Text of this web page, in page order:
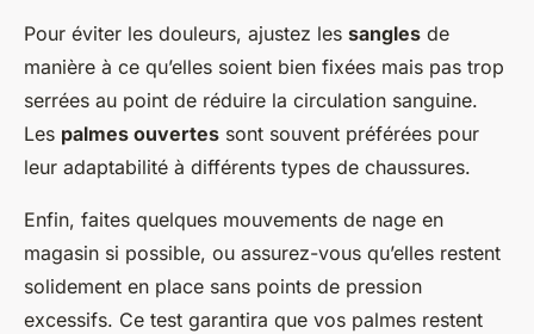
Pour éviter les douleurs, ajustez les sangles de
manière à ce qu’elles soient bien fixées mais pas trop
serrées au point de réduire la circulation sanguine.
Les palmes ouvertes sont souvent préférées pour
leur adaptabilité à différents types de chaussures.
Enfin, faites quelques mouvements de nage en
magasin si possible, ou assurez-vous qu’elles restent
solidement en place sans points de pression
excessifs. Ce test garantira que vos palmes restent